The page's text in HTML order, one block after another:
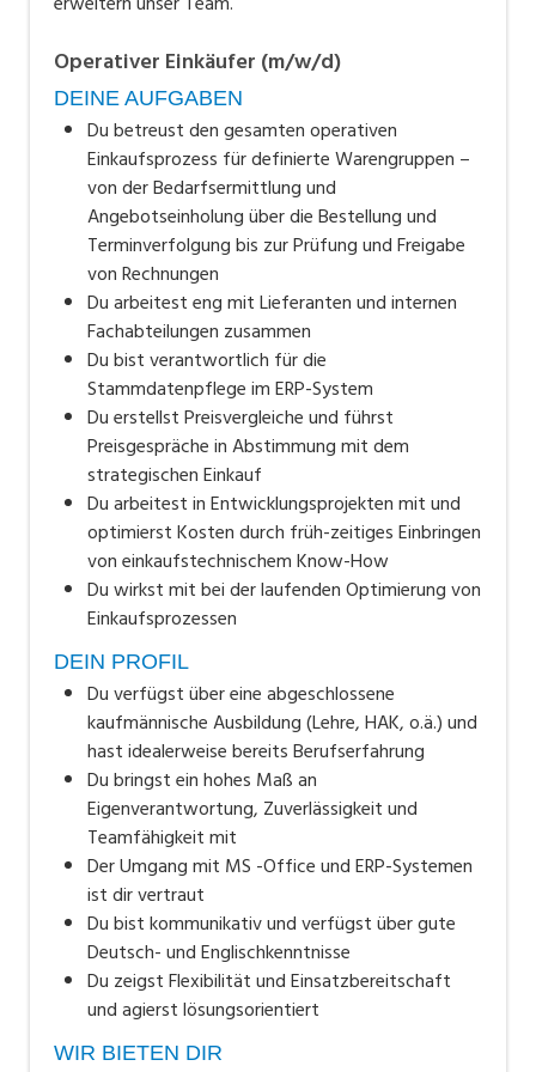
Operativer Einkäufer (m/w/d)
DEINE AUFGABEN
Du betreust den gesamten operativen
Einkaufsprozess für definierte Warengruppen –
von der Bedarfsermittlung und
Angebotseinholung über die Bestellung und
Terminverfolgung bis zur Prüfung und Freigabe
von Rechnungen
Du arbeitest eng mit Lieferanten und internen
Fachabteilungen zusammen
Du bist verantwortlich für die
Stammdatenpflege im ERP-System
Du erstellst Preisvergleiche und führst
Preisgespräche in Abstimmung mit dem
strategischen Einkauf
Du arbeitest in Entwicklungsprojekten mit und
optimierst Kosten durch früh-zeitiges Einbringen
von einkaufstechnischem Know-How
Du wirkst mit bei der laufenden Optimierung von
Einkaufsprozessen
DEIN PROFIL
Du verfügst über eine abgeschlossene
kaufmännische Ausbildung (Lehre, HAK, o.ä.) und
hast idealerweise bereits Berufserfahrung
Du bringst ein hohes Maß an
Eigenverantwortung, Zuverlässigkeit und
Teamfähigkeit mit
Der Umgang mit MS -Office und ERP-Systemen
ist dir vertraut
Du bist kommunikativ und verfügst über gute
Deutsch- und Englischkenntnisse
Du zeigst Flexibilität und Einsatzbereitschaft
und agierst lösungsorientiert
WIR BIETEN DIR